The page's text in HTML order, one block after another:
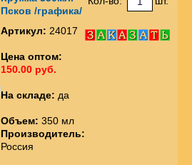
Псков /графика/
Артикул: 24017
Цена оптом:
150.00 руб.
На складе: да
Объем: 350 мл
Производитель:
Россия